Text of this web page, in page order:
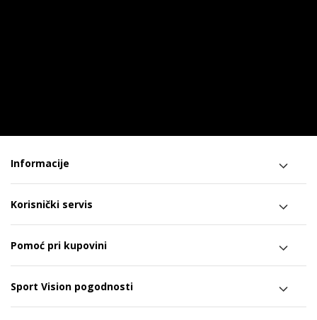
Informacije
Korisnički servis
Pomoć pri kupovini
Sport Vision pogodnosti